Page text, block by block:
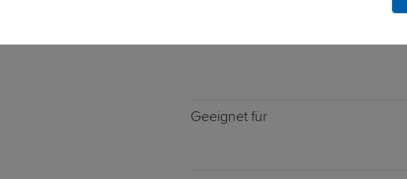
Geeignet für